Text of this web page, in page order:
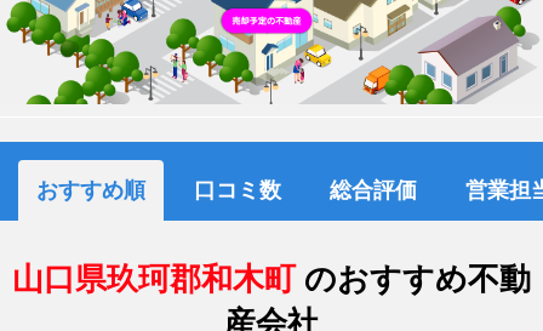
おすすめ順 口コミ数 総合評価 営業担
山口県玖珂郡和木町 のおすすめ不動
産会社